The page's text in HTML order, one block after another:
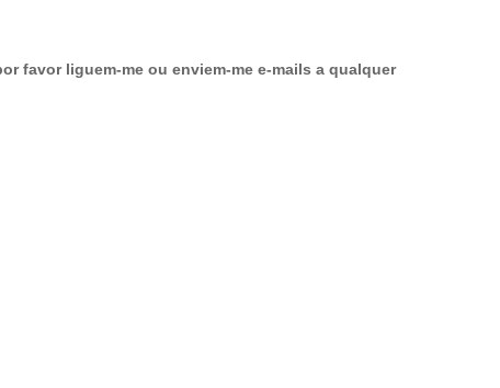
favor liguem-me ou enviem-me e-mails a qualquer